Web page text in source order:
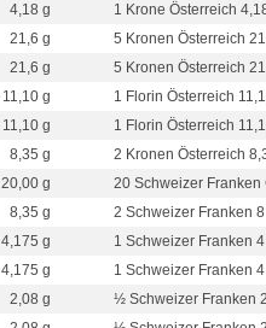
4,18 g
1 Krone Österreich
21,6 g
5 Kronen Österreich
21,6 g
5 Kronen Österreich
11,10 g
1 Florin Österreich
11,10 g
1 Florin Österreich
8,35 g
2 Kronen Österreich
20,00 g
20 Schweizer
8,35 g
2 Schweizer Franken
4,175 g
1 Schweizer Franken
4,175 g
1 Schweizer Franken
2,08 g
½ Schweizer Franken